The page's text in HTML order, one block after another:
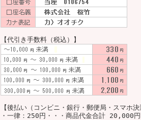
【代引き手数料（税込）】
【後払い（コンビニ・銀行・郵便局・スマホ決
・一律：250円・・・商品代金合計 20,000